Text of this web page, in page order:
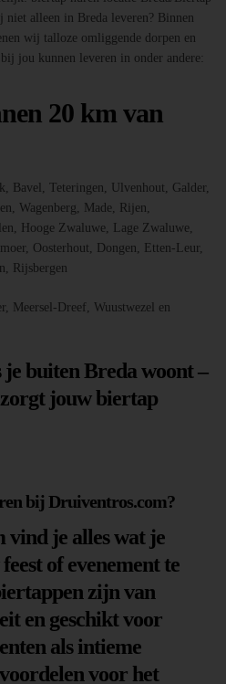
alleen in Breda leveren? Binnen
wij talloze omliggende dorpen en
jou kunnen leveren in onder andere:
20 km van
Bavel, Teteringen, Ulvenhout, Galder,
Wagenberg, Made, Rijen,
Hooge Zwaluwe, Lage Zwaluwe,
Oosterhout, Dongen, Etten-Leur,
Rijsbergen
Meersel-Dreef, Wuustwezel en
je buiten Breda woont –
jouw biertap
bij Druiventros.com?
je alles wat je
of evenement te
zijn van
en geschikt voor
als intieme
voor het